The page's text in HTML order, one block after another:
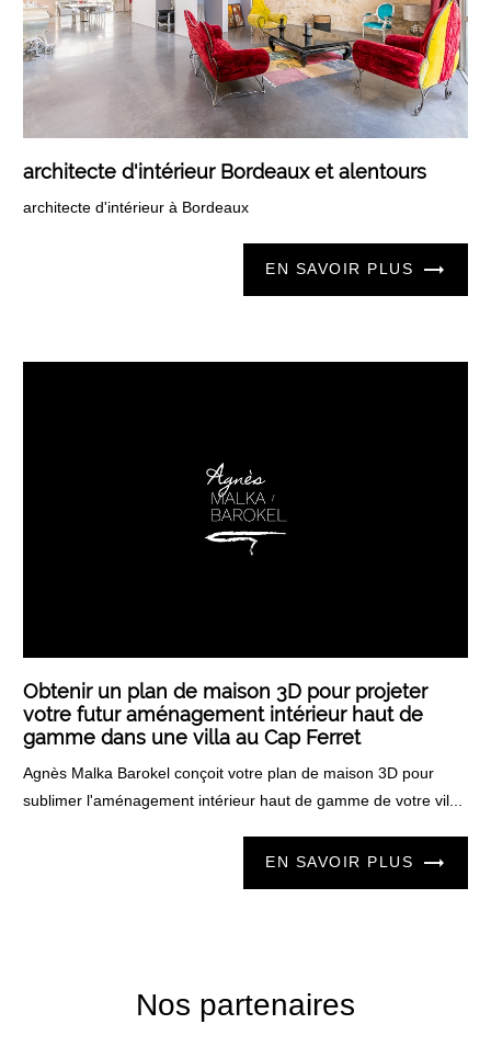
architecte d'intérieur Bordeaux et alentours
architecte d'intérieur à Bordeaux
EN SAVOIR PLUS
Obtenir un plan de maison 3D pour projeter
votre futur aménagement intérieur haut de
gamme dans une villa au Cap Ferret
Agnès Malka Barokel conçoit votre plan de maison 3D pour
sublimer l'aménagement intérieur haut de gamme de votre vil...
EN SAVOIR PLUS
Nos partenaires